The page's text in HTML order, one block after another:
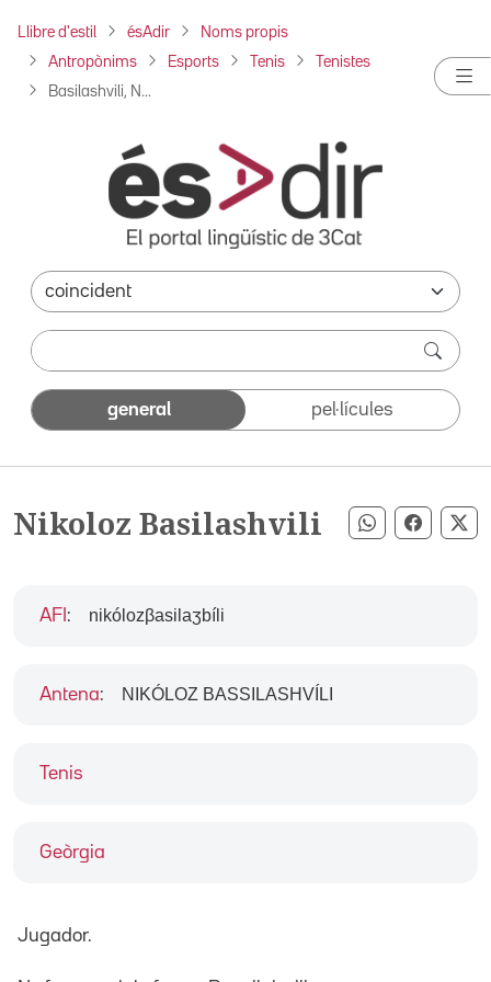
Llibre d'estil ésAdir Noms propis
Antropònims Esports Tenis Tenistes
Basilashvili, N...
general pel·lícules
Nikoloz Basilashvili Compartir
Tenis
Geòrgia
AFI : nikólozβasilaʒbíli
Antena: NIKÓLOZ BASSILASHVÍLI
Jugador.